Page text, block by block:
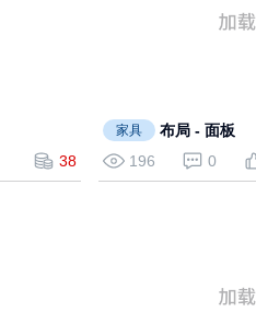
38
家具
布局 - 面板
196
0